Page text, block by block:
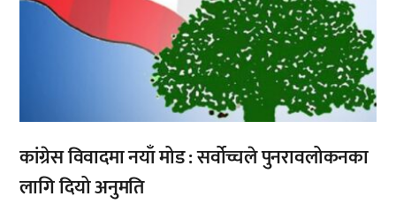
कांग्रेस विवादमा नयाँ मोड : सर्वोच्चले पुनरावलोकनका
लागि दियो अनुमति